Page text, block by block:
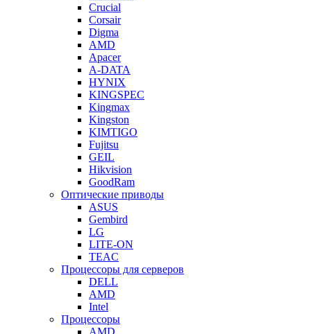
Crucial
Corsair
Digma
AMD
Apacer
A-DATA
HYNIX
KINGSPEC
Kingmax
Kingston
KIMTIGO
Fujitsu
GEIL
Hikvision
GoodRam
Оптические приводы
ASUS
Gembird
LG
LITE-ON
TEAC
Процессоры для серверов
DELL
AMD
Intel
Процессоры